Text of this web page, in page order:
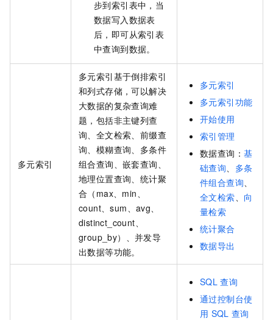
步到索引表中，当
数据写入数据表
后，即可从索引表
中查询到数据。
多元索引
多元索引基于倒排索引
和列式存储，可以解决
大数据的复杂查询难
题，包括非主键列查
询、全文检索、前缀查
询、模糊查询、多条件
组合查询、嵌套查询、
地理位置查询、统计聚
合（max、min、
count、sum、avg、
distinct_count、
group_by）、并发导
出数据等功能。
多元索引
多元索引功能
开始使用
索引管理
数据查询： 基
础查询
多条
件组合查询
全文检索
向
量检索
统计聚合
数据导出
SQL 查询
通过控制台使
用 SQL 查询